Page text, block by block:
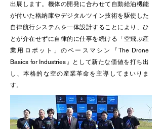
出展します。機体の開発に合わせて自動給油機能
が付いた格納庫やデジタルツイン技術を駆使した
自律航行システムを一体設計することにより、ひ
とが介在せずに自律的に仕事を続ける「空飛ぶ産
業用ロボット」のベースマシン『The Drone
Basics for Industries』として新たな価値を打ち出
し、本格的な空の産業革命を主導してまいりま
す。